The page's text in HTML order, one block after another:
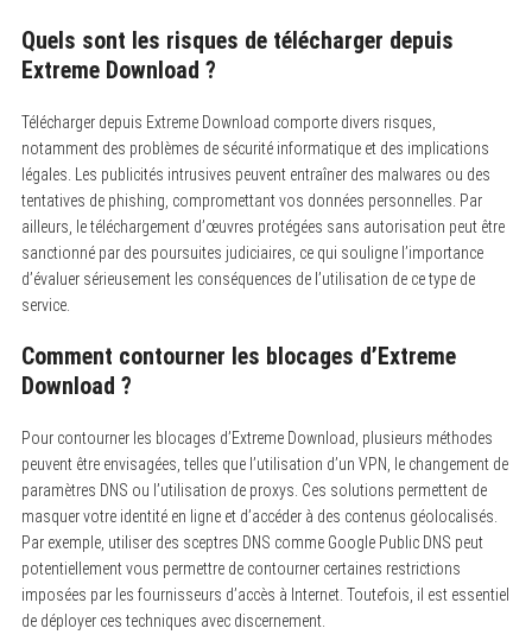
Quels sont les risques de télécharger depuis
Extreme Download ?
Télécharger depuis Extreme Download comporte divers risques,
notamment des problèmes de sécurité informatique et des implications
légales. Les publicités intrusives peuvent entraîner des malwares ou des
tentatives de phishing, compromettant vos données personnelles. Par
ailleurs, le téléchargement d’œuvres protégées sans autorisation peut être
sanctionné par des poursuites judiciaires, ce qui souligne l’importance
d’évaluer sérieusement les conséquences de l’utilisation de ce type de
service.
Comment contourner les blocages d’Extreme
Download ?
Pour contourner les blocages d’Extreme Download, plusieurs méthodes
peuvent être envisagées, telles que l’utilisation d’un VPN, le changement de
paramètres DNS ou l’utilisation de proxys. Ces solutions permettent de
masquer votre identité en ligne et d’accéder à des contenus géolocalisés.
Par exemple, utiliser des sceptres DNS comme Google Public DNS peut
potentiellement vous permettre de contourner certaines restrictions
imposées par les fournisseurs d’accès à Internet. Toutefois, il est essentiel
de déployer ces techniques avec discernement.